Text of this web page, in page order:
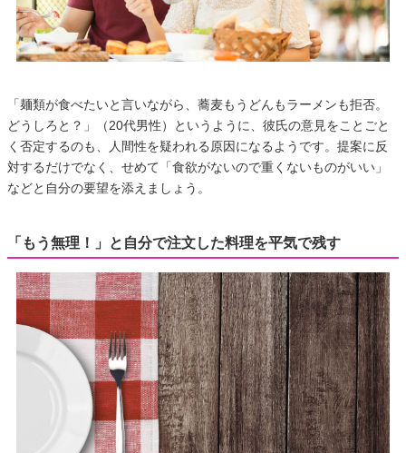
「麺類が食べたいと言いながら、蕎麦もうどんもラーメンも拒否。
どうしろと？」（20代男性）というように、彼氏の意見をことごと
く否定するのも、人間性を疑われる原因になるようです。提案に反
対するだけでなく、せめて「食欲がないので重くないものがいい」
などと自分の要望を添えましょう。
「もう無理！」と自分で注文した料理を平気で残す